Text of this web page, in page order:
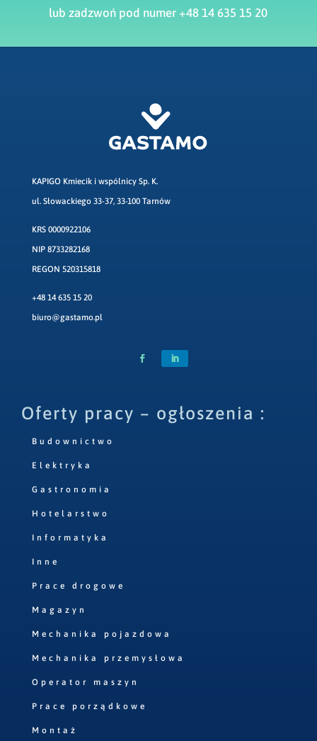
lub zadzwoń pod numer +48 14 635 15 20
KAPIGO Kmiecik i wspólnicy Sp. K.
ul. Słowackiego 33-37, 33-100 Tarnów
KRS 0000922106
NIP 8733282168
REGON 520315818
+48 14 635 15 20
biuro@gastamo.pl
Oferty pracy – ogłoszenia :
Budownictwo
Elektryka
Gastronomia
Hotelarstwo
Informatyka
Inne
Prace drogowe
Magazyn
Mechanika pojazdowa
Mechanika przemysłowa
Operator maszyn
Prace porządkowe
Montaż